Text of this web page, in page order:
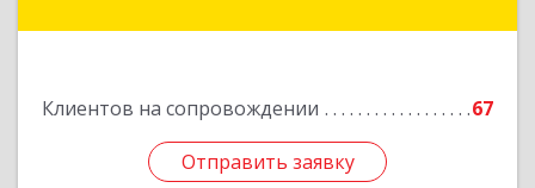
Клиентов на сопровождении 67
Отправить заявку
Отправить заявку